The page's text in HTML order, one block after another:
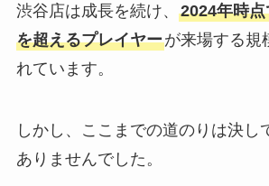
渋谷店は成長を続け、 2024年時
を超えるプレイヤーが来場する規
れています。
しかし、ここまでの道のりは決し
ありませんでした。